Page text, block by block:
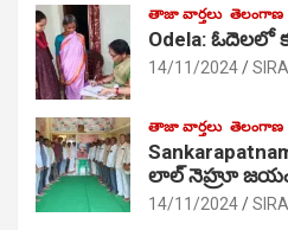
తాజా వార్తలు తెలంగాణ
Odela: ఓదెలలో
14/11/2024
తాజా వార్తలు తెలంగాణ
లాల్ నెహ్రూ
14/11/2024